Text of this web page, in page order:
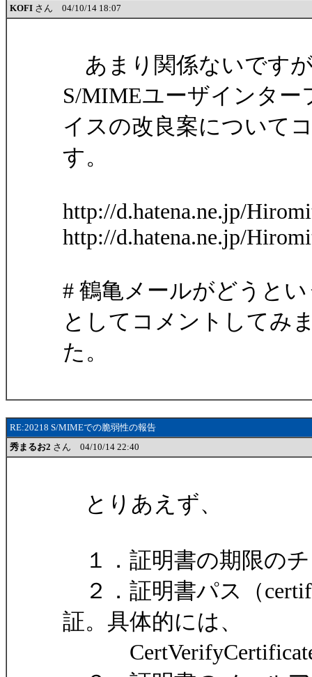
KOFI さん 04/10/14 18:07
あまり関係ないです
S/MIMEユーザインター
イスの改良案について
す。
http://d.hatena.ne.jp/
http://d.hatena.ne.jp/
# 鶴亀メールがどうと
としてコメントしてみ
た。
RE:20218 S/MIMEでの脆弱性の報告
秀まるお2 さん 04/10/14 22:40
とりあえず、
１．証明書の期限の
２．証明書パス（
証。具体的には、